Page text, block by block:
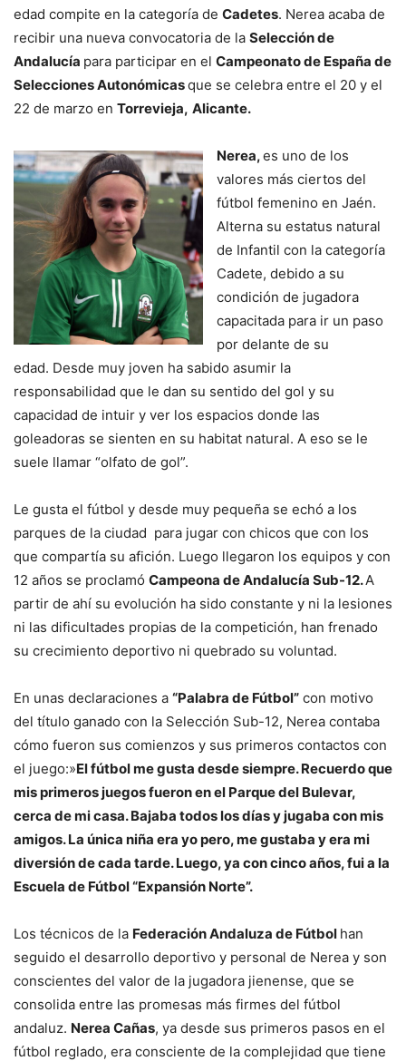
edad compite en la categoría de Cadetes. Nerea acaba de
recibir una nueva convocatoria de la Selección de
Andalucía para participar en el Campeonato de España de
Selecciones Autonómicasque se celebra entre el 20 y el
22 de marzo en Torrevieja, Alicante.
Nerea,es uno de los
valores más ciertos del
fútbol femenino en Jaén.
Alterna su estatus natural
de Infantil con la categoría
Cadete, debido a su
condición de jugadora
capacitada para ir un paso
por delante de su
edad. Desde muy joven ha sabido asumir la
responsabilidad que le dan su sentido del gol y su
capacidad de intuir y ver los espacios donde las
goleadoras se sienten en su habitat natural. A eso se le
suele llamar “olfato de gol”.
Le gusta el fútbol y desde muy pequeña se echó a los
parques de la ciudad para jugar con chicos que con los
que compartía su afición. Luego llegaron los equipos y con
12 años se proclamó Campeona de Andalucía Sub-12.A
partir de ahí su evolución ha sido constante y ni la lesiones
ni las dificultades propias de la competición, han frenado
su crecimiento deportivo ni quebrado su voluntad.
En unas declaraciones a “Palabra de Fútbol” con motivo
del título ganado con la Selección Sub-12, Nerea contaba
cómo fueron sus comienzos y sus primeros contactos con
el juego:»El fútbol me gusta desde siempre. Recuerdo que
mis primeros juegos fueron en el Parque del Bulevar,
cerca de mi casa. Bajaba todos los días y jugaba con mis
amigos. La única niña era yo pero, me gustaba y era mi
diversión de cada tarde. Luego, ya con cinco años, fui a la
Escuela de Fútbol “Expansión Norte”.
Los técnicos de la Federación Andaluza de Fútbol han
seguido el desarrollo deportivo y personal de Nerea y son
conscientes del valor de la jugadora jienense, que se
consolida entre las promesas más firmes del fútbol
andaluz. Nerea Cañas, ya desde sus primeros pasos en el
fútbol reglado, era consciente de la complejidad que tiene